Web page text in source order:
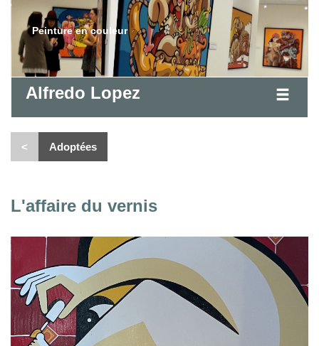
Peinture en couleur
Alfredo Lopez
< Adoptées
L'affaire du vernis